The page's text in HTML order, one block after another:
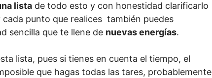
lista de todo esto y con honestidad clarificarlo
punto que realices también puedes
sencilla que te llene de nuevas energías.
lista, pues si tienes en cuenta el tiempo, el
que hagas todas las tares, probablemente